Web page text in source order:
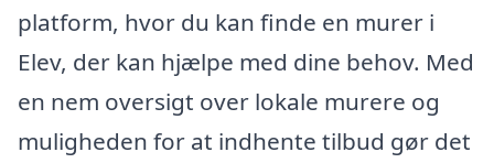
platform, hvor du kan finde en murer i
Elev, der kan hjælpe med dine behov. Med
en nem oversigt over lokale murere og
muligheden for at indhente tilbud gør det